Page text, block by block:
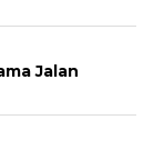
Jalan